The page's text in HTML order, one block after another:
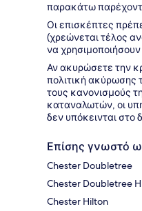
παρακάτω
Οι επισκέπτες
(χρεώνεται τέλος
να
Αν ακυρώσετε την
πολιτική ακύρωσης
τους κανονισμούς
καταναλωτών, οι
δεν υπόκεινται
Επίσης γνωστό
Chester Doubletree
Chester Doubletree
Chester Hilton